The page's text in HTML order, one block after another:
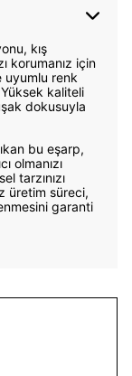
kış
korumanız için
uyumlu renk
kaliteli
dokusuyla
bu eşarp,
olmanızı
tarzınızı
üretim süreci,
garanti